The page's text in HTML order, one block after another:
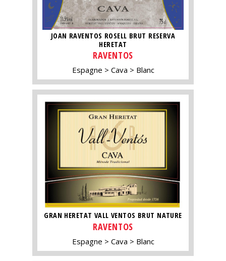
JOAN RAVENTOS ROSELL BRUT RESERVA
HERETAT
RAVENTOS
Espagne Cava Blanc
GRAN HERETAT VALL VENTOS BRUT NATURE
RAVENTOS
Espagne Cava Blanc